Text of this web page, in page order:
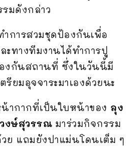
รมดังกล่าว
การสวมชุดป้องกันเพื่อ
ะทางทีมงานได้ทำการปู
องกันสถานที่ ซึ่งในวันนี้มี
ยมอุจจาระมาเองด้วยนะ
ากากที่เป็นใบหน้าของ ลุง
งษ์สุวรรณ มาร่วมกิจกรรม
ย แถมยังปาแม่นโดนเต็ม ๆ